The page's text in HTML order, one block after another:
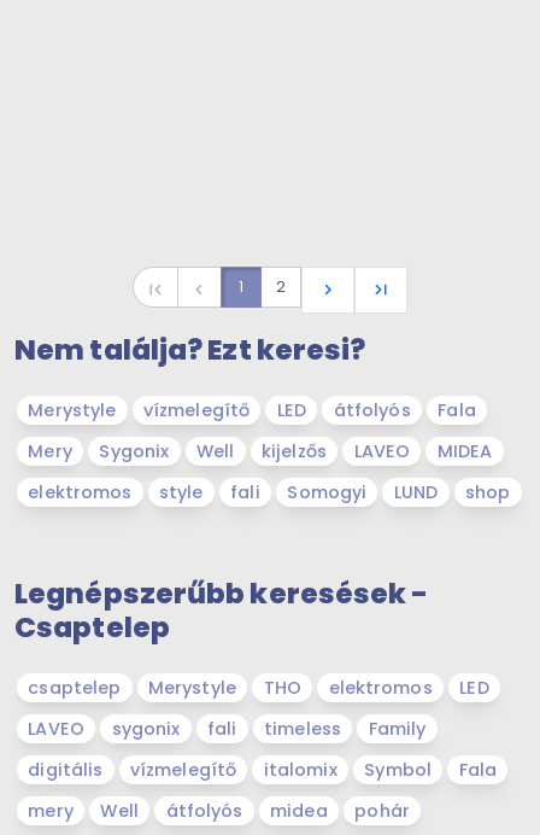
first_page navigate_before 1 2 navigate_next last_page
Nem találja? Ezt keresi?
Merystyle vízmelegítő LED átfolyós
Fala
Mery
Sygonix Well kijelzős LAVEO
MIDEA
elektromos
style fali Somogyi LUND shop
Legnépszerűbb keresések -
Csaptelep
csaptelep Merystyle THO elektromos
LED
LAVEO
sygonix fali timeless
Family
digitális
vízmelegítő italomix Symbol
Fala
mery
Well átfolyós midea pohár